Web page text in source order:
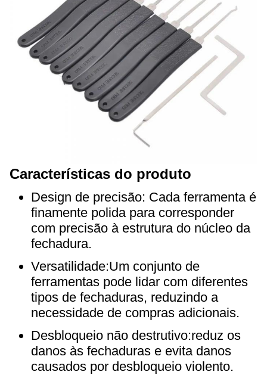
Características do produto
Design de precisão: Cada ferramenta é
finamente polida para corresponder
com precisão à estrutura do núcleo da
fechadura.
Versatilidade:Um conjunto de
ferramentas pode lidar com diferentes
tipos de fechaduras, reduzindo a
necessidade de compras adicionais.
Desbloqueio não destrutivo:reduz os
danos às fechaduras e evita danos
causados por desbloqueio violento.